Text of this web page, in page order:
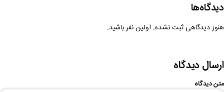
دیدگاه‌ها
هنوز دیدگاهی ثبت نشده. اولین نفر باشید.
ارسال دیدگاه
متن دیدگاه